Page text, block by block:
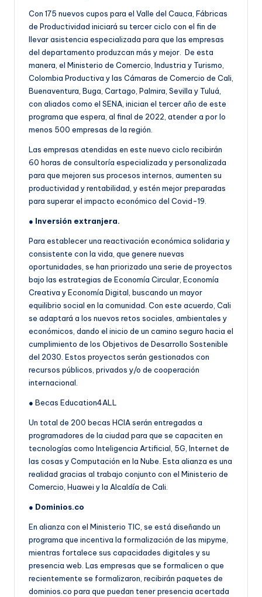
Con 175 nuevos cupos para el Valle del Cauca, Fábricas
de Productividad iniciará su tercer ciclo con el fin de
llevar asistencia especializada para que las empresas
del departamento produzcan más y mejor. De esta
manera, el Ministerio de Comercio, Industria y Turismo,
Colombia Productiva y las Cámaras de Comercio de Cali,
Buenaventura, Buga, Cartago, Palmira, Sevilla y Tuluá,
con aliados como el SENA, inician el tercer año de este
programa que espera, al final de 2022, atender a por lo
menos 500 empresas de la región.
Las empresas atendidas en este nuevo ciclo recibirán
60 horas de consultoría especializada y personalizada
para que mejoren sus procesos internos, aumenten su
productividad y rentabilidad, y estén mejor preparadas
para superar el impacto económico del Covid-19.
● Inversión extranjera.
Para establecer una reactivación económica solidaria y
consistente con la vida, que genere nuevas
oportunidades, se han priorizado una serie de proyectos
bajo las estrategias de Economía Circular, Economía
Creativa y Economía Digital, buscando un mayor
equilibrio social en la comunidad. Con este acuerdo, Cali
se adaptará a los nuevos retos sociales, ambientales y
económicos, dando el inicio de un camino seguro hacia el
cumplimiento de los Objetivos de Desarrollo Sostenible
del 2030. Estos proyectos serán gestionados con
recursos públicos, privados y/o de cooperación
internacional.
● Becas Education4ALL
Un total de 200 becas HCIA serán entregadas a
programadores de la ciudad para que se capaciten en
tecnologías como Inteligencia Artificial, 5G, Internet de
las cosas y Computación en la Nube. Esta alianza es una
realidad gracias al trabajo conjunto con el Ministerio de
Comercio, Huawei y la Alcaldía de Cali.
● Dominios.co
En alianza con el Ministerio TIC, se está diseñando un
programa que incentiva la formalización de las mipyme,
mientras fortalece sus capacidades digitales y su
presencia web. Las empresas que se formalicen o que
recientemente se formalizaron, recibirán paquetes de
dominios.co para que puedan tener presencia acertada